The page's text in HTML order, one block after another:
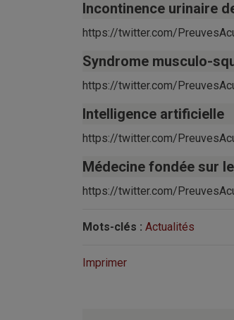
Incontinence urinaire
https://twitter.com/
Syndrome musculo-
https://twitter.com/
Intelligence artificielle
https://twitter.com/
Médecine fondée sur
https://twitter.com/
Mots-clés : Actualités
Imprimer